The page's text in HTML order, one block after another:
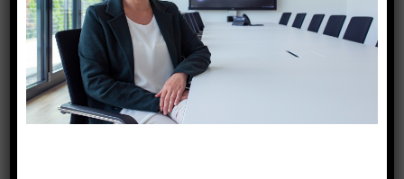
nicht nur für wortgleiche Inhalte, sondern auch
dann, wenn die darin enthaltenen Mitteilungen
sinngemäß ganz oder teilweise Gegenstand
einer erneuten Äußerung sind.
Bei der Nachforschung nach derartigen